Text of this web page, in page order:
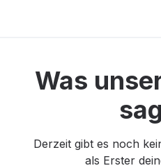
Was
Derzeit gibt es noch
als Erster